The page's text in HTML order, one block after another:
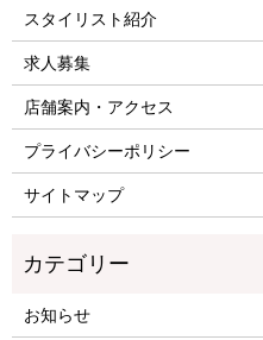
スタイリスト紹介
求人募集
店舗案内・アクセス
プライバシーポリシー
サイトマップ
お知らせ